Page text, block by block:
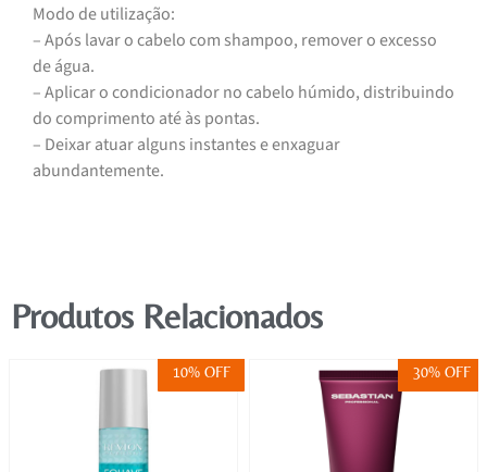
Modo de utilização:
– Após lavar o cabelo com shampoo, remover o excesso
de água.
– Aplicar o condicionador no cabelo húmido, distribuindo
do comprimento até às pontas.
– Deixar atuar alguns instantes e enxaguar
abundantemente.
Produtos Relacionados
10% OFF 30% OFF